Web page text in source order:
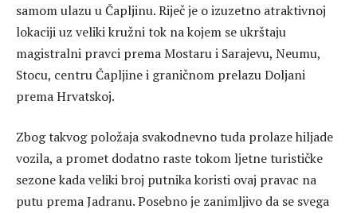
samom ulazu u Čapljinu. Riječ je o izuzetno atraktivnoj
lokaciji uz veliki kružni tok na kojem se ukrštaju
magistralni pravci prema Mostaru i Sarajevu, Neumu,
Stocu, centru Čapljine i graničnom prelazu Doljani
prema Hrvatskoj.
Zbog takvog položaja svakodnevno tuda prolaze hiljade
vozila, a promet dodatno raste tokom ljetne turističke
sezone kada veliki broj putnika koristi ovaj pravac na
putu prema Jadranu. Posebno je zanimljivo da se svega